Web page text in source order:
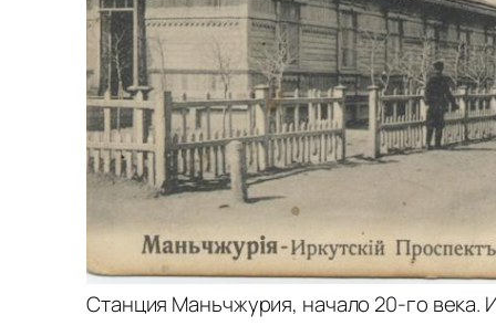
Станция Маньчжурия, начало 20-го века.